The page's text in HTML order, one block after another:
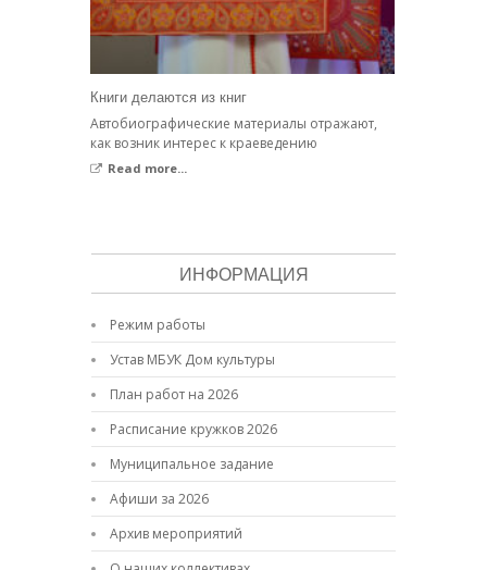
Книги делаются из книг
Автобиографические материалы отражают,
как возник интерес к краеведению
Read more...
ИНФОРМАЦИЯ
Режим работы
Устав МБУК Дом культуры
План работ на 2026
Расписание кружков 2026
Муниципальное задание
Афиши за 2026
Архив мероприятий